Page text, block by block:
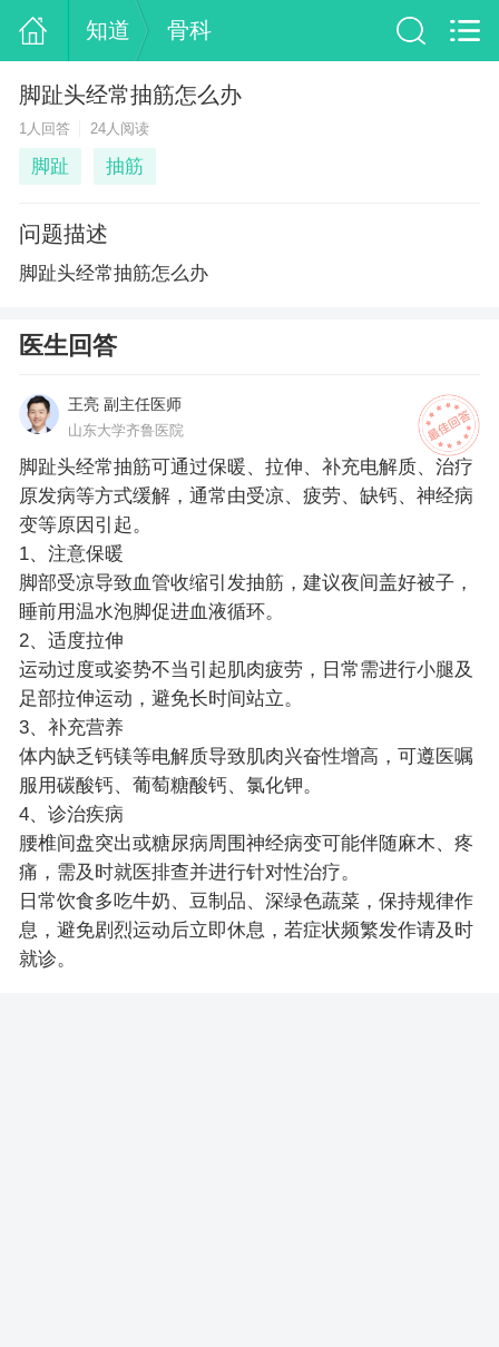
知道 骨科
脚趾头经常抽筋怎么办
1人回答 24人阅读
脚趾 抽筋
问题描述
脚趾头经常抽筋怎么办
医生回答
王亮 副主任医师
山东大学齐鲁医院
脚趾头经常抽筋可通过保暖、拉伸、补充电解质、治疗
原发病等方式缓解，通常由受凉、疲劳、缺钙、神经病
变等原因引起。
1、注意保暖
脚部受凉导致血管收缩引发抽筋，建议夜间盖好被子，
睡前用温水泡脚促进血液循环。
2、适度拉伸
运动过度或姿势不当引起肌肉疲劳，日常需进行小腿及
足部拉伸运动，避免长时间站立。
3、补充营养
体内缺乏钙镁等电解质导致肌肉兴奋性增高，可遵医嘱
服用碳酸钙、葡萄糖酸钙、氯化钾。
4、诊治疾病
腰椎间盘突出或糖尿病周围神经病变可能伴随麻木、疼
痛，需及时就医排查并进行针对性治疗。
日常饮食多吃牛奶、豆制品、深绿色蔬菜，保持规律作
息，避免剧烈运动后立即休息，若症状频繁发作请及时
就诊。